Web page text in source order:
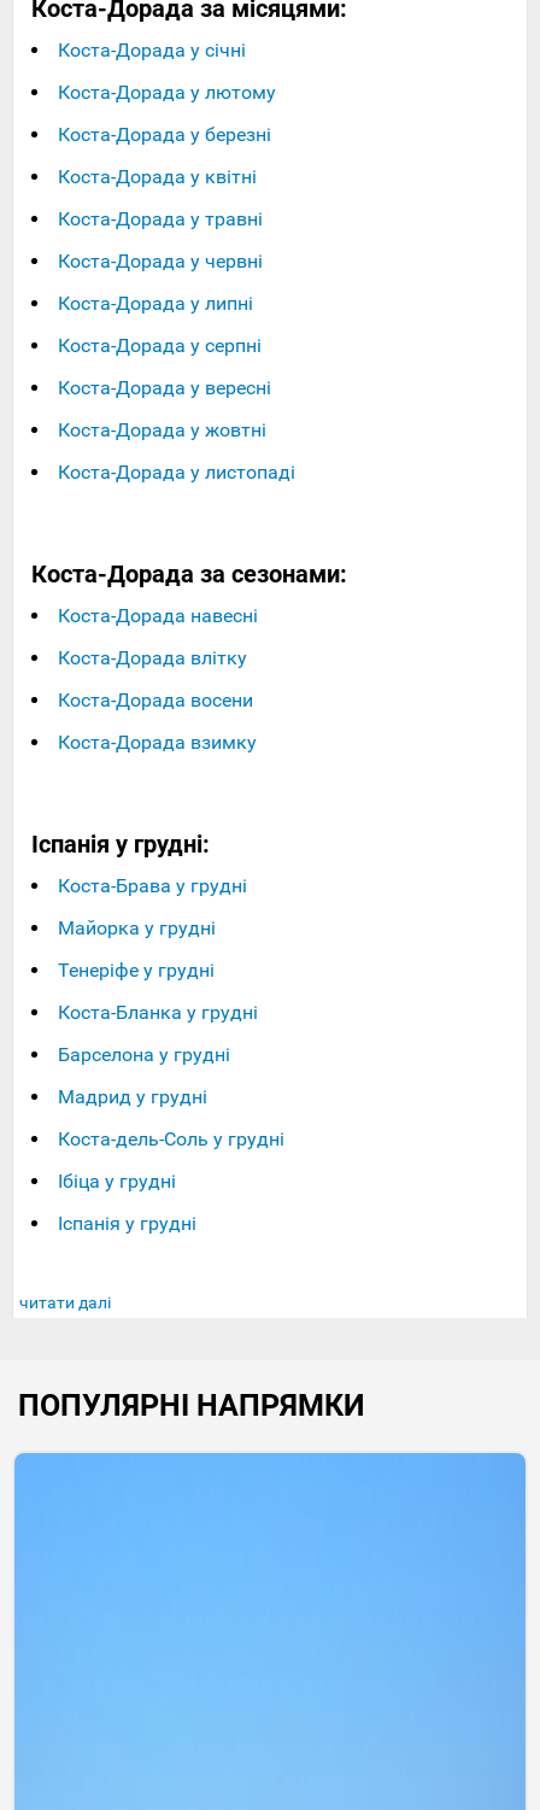
Коста-Дорада за місяцями:
Коста-Дорада у січні
Коста-Дорада у лютому
Коста-Дорада у березні
Коста-Дорада у квітні
Коста-Дорада у травні
Коста-Дорада у червні
Коста-Дорада у липні
Коста-Дорада у серпні
Коста-Дорада у вересні
Коста-Дорада у жовтні
Коста-Дорада у листопаді
Коста-Дорада за сезонами:
Коста-Дорада навесні
Коста-Дорада влітку
Коста-Дорада восени
Коста-Дорада взимку
Іспанія у грудні:
Коста-Брава у грудні
Майорка у грудні
Тенеріфе у грудні
Коста-Бланка у грудні
Барселона у грудні
Мадрид у грудні
Коста-дель-Соль у грудні
Ібіца у грудні
Іспанія у грудні
читати далі
ПОПУЛЯРНІ НАПРЯМКИ